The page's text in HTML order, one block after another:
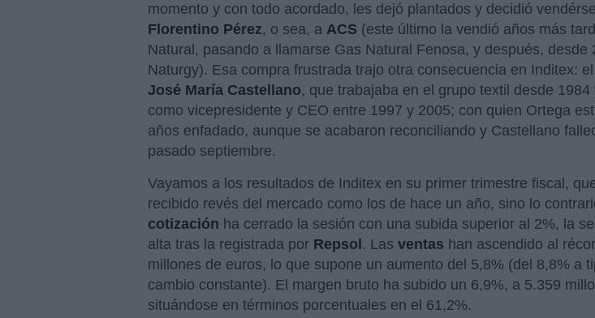
momento y con todo acordado, les dejó plantados y decidió
Florentino Pérez, o sea, a ACS (este último la vendió años más
Natural, pasando a llamarse Gas Natural Fenosa, y después, desde
Naturgy). Esa compra frustrada trajo otra consecuencia en Inditex:
José María Castellano, que trabajaba en el grupo textil desde 1984
como vicepresidente y CEO entre 1997 y 2005; con quien Ortega
años enfadado, aunque se acabaron reconciliando y Castellano
pasado septiembre.
Vayamos a los resultados de Inditex en su primer trimestre fiscal,
recibido revés del mercado como los de hace un año, sino lo
cotización ha cerrado la sesión con una subida superior al 2%, la
alta tras la registrada por Repsol . Las ventas han ascendido al
millones de euros, lo que supone un aumento del 5,8% (del 8,8% a
cambio constante). El margen bruto ha subido un 6,9%, a 5.359
situándose en términos porcentuales en el 61,2%.